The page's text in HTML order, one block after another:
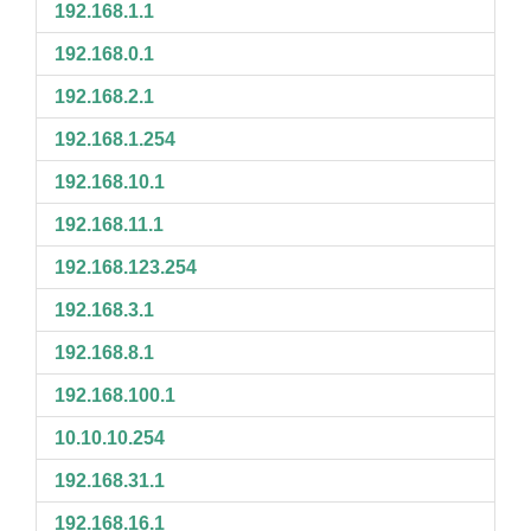
192.168.1.1
192.168.0.1
192.168.2.1
192.168.1.254
192.168.10.1
192.168.11.1
192.168.123.254
192.168.3.1
192.168.8.1
192.168.100.1
10.10.10.254
192.168.31.1
192.168.16.1